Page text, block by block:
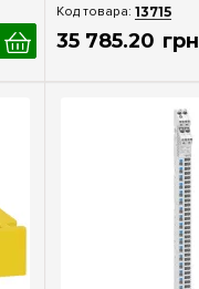
13715
35 785.20 грн